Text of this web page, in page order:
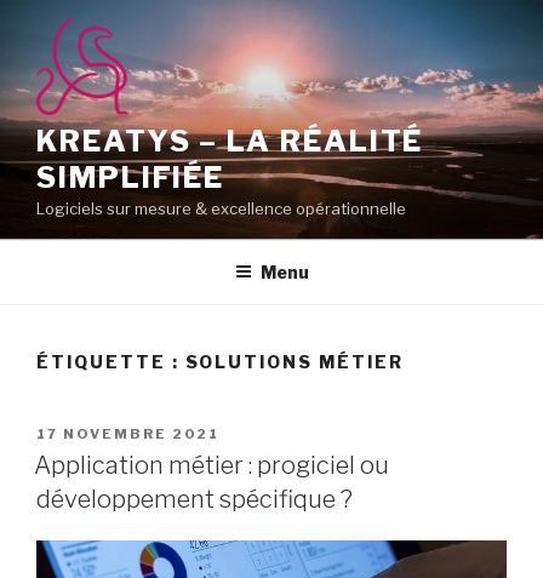
contenu
principal
KREATYS – LA RÉALITÉ
SIMPLIFIÉE
Logiciels sur mesure & excellence opérationnelle
Menu
ÉTIQUETTE : SOLUTIONS MÉTIER
PUBLIÉ
LE
17 NOVEMBRE 2021
Application métier : progiciel ou
développement spécifique ?